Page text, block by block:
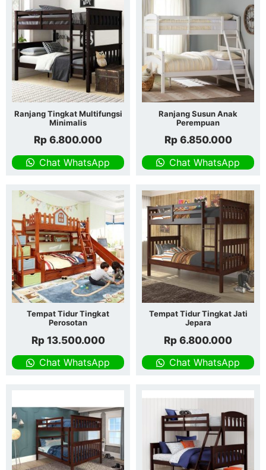
Ranjang Tingkat Multifungsi
Minimalis
Rp 6.800.000
Chat WhatsApp
Ranjang Susun Anak
Perempuan
Rp6.850.000
Chat WhatsApp
Tempat Tidur Tingkat
Perosotan
Rp13.500.000
Chat WhatsApp
Tempat Tidur Tingkat Jati
Jepara
Rp 6.800.000
Chat WhatsApp